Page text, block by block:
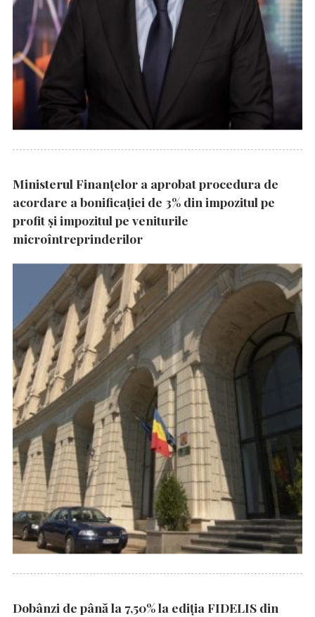
Ministerul Finanțelor a aprobat procedura de
acordare a bonificației de 3% din impozitul pe
profit și impozitul pe veniturile
microîntreprinderilor
Dobânzi de până la 7,50% la ediția FIDELIS din